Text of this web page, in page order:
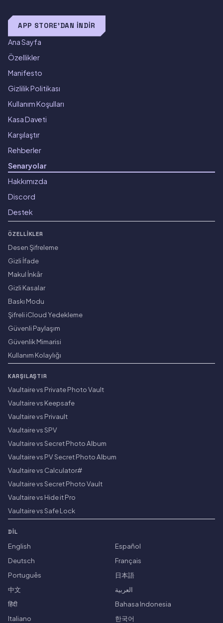
APP STORE'DAN İNDIR
Ana Sayfa
Özellikler
Manifesto
Gizlilik Politikası
Kullanım Koşulları
Kasa Daveti
Karşılaştır
Rehberler
Senaryolar
Hakkımızda
Discord
Destek
ÖZELLIKLER
Desen Şifreleme
Gizli İfade
Makul İnkâr
Gizli Kasalar
Baskı Modu
Şifreli iCloud Yedekleme
Güvenli Paylaşım
Güvenlik Mimarisi
Kullanım Kolaylığı
KARŞILAŞTIR
Vaultaire vs Private Photo Vault
Vaultaire vs Keepsafe
Vaultaire vs Privault
Vaultaire vs SPV
Vaultaire vs Secret Photo Album
Vaultaire vs PV Secret Photo Album
Vaultaire vs Calculator#
Vaultaire vs Secret Photo Vault
Vaultaire vs Hide it Pro
Vaultaire vs Safe Lock
DIL
English
Español
Deutsch
Français
Português
日本語
中文
العربية
हिंदी
Bahasa Indonesia
Italiano
한국어